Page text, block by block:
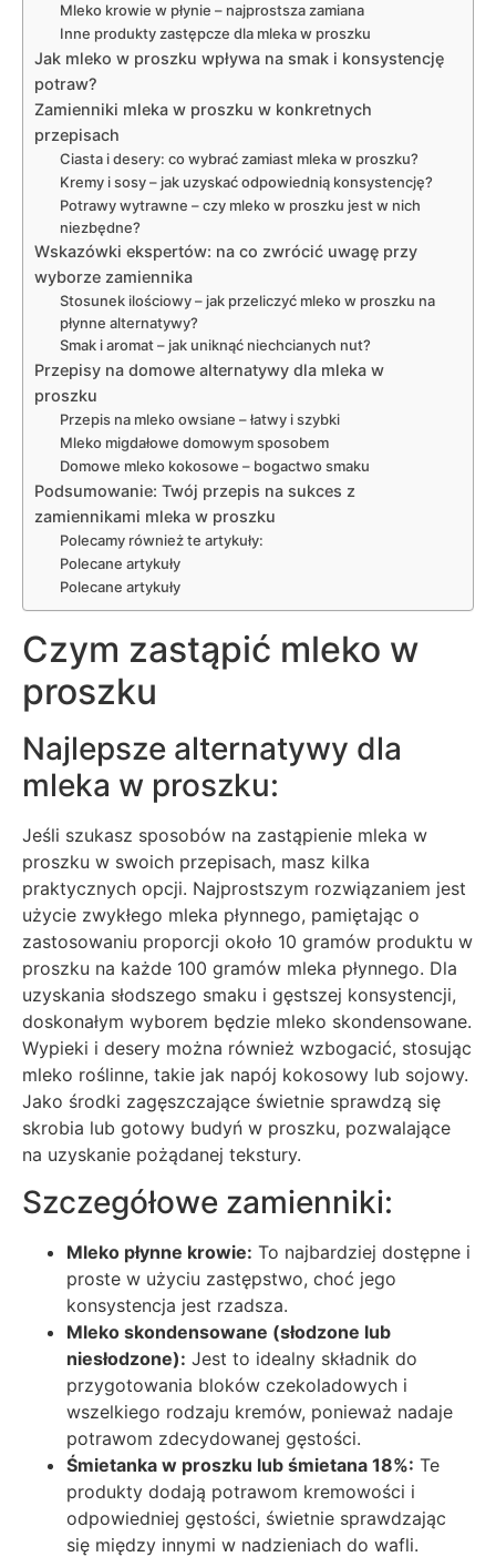
Mleko krowie w płynie – najprostsza zamiana
Inne produkty zastępcze dla mleka w proszku
Jak mleko w proszku wpływa na smak i konsystencję
potraw?
Zamienniki mleka w proszku w konkretnych
przepisach
Ciasta i desery: co wybrać zamiast mleka w proszku?
Kremy i sosy – jak uzyskać odpowiednią konsystencję?
Potrawy wytrawne – czy mleko w proszku jest w nich
niezbędne?
Wskazówki ekspertów: na co zwrócić uwagę przy
wyborze zamiennika
Stosunek ilościowy – jak przeliczyć mleko w proszku na
płynne alternatywy?
Smak i aromat – jak uniknąć niechcianych nut?
Przepisy na domowe alternatywy dla mleka w
proszku
Przepis na mleko owsiane – łatwy i szybki
Mleko migdałowe domowym sposobem
Domowe mleko kokosowe – bogactwo smaku
Podsumowanie: Twój przepis na sukces z
zamiennikami mleka w proszku
Polecamy również te artykuły:
Polecane artykuły
Polecane artykuły
Czym zastąpić mleko w
proszku
Najlepsze alternatywy dla
mleka w proszku:
Jeśli szukasz sposobów na zastąpienie mleka w
proszku w swoich przepisach, masz kilka
praktycznych opcji. Najprostszym rozwiązaniem jest
użycie zwykłego mleka płynnego, pamiętając o
zastosowaniu proporcji około 10 gramów produktu w
proszku na każde 100 gramów mleka płynnego. Dla
uzyskania słodszego smaku i gęstszej konsystencji,
doskonałym wyborem będzie mleko skondensowane.
Wypieki i desery można również wzbogacić, stosując
mleko roślinne, takie jak napój kokosowy lub sojowy.
Jako środki zagęszczające świetnie sprawdzą się
skrobia lub gotowy budyń w proszku, pozwalające
na uzyskanie pożądanej tekstury.
Szczegółowe zamienniki:
Mleko płynne krowie: To najbardziej dostępne i
proste w użyciu zastępstwo, choć jego
konsystencja jest rzadsza.
Mleko skondensowane (słodzone lub
niesłodzone): Jest to idealny składnik do
przygotowania bloków czekoladowych i
wszelkiego rodzaju kremów, ponieważ nadaje
potrawom zdecydowanej gęstości.
Śmietanka w proszku lub śmietana 18%: Te
produkty dodają potrawom kremowości i
odpowiedniej gęstości, świetnie sprawdzając
się między innymi w nadzieniach do wafli.